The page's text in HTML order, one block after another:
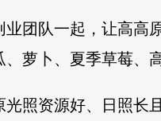
团队一起，让高高
萝卜、夏季草莓、
照资源好、日照长